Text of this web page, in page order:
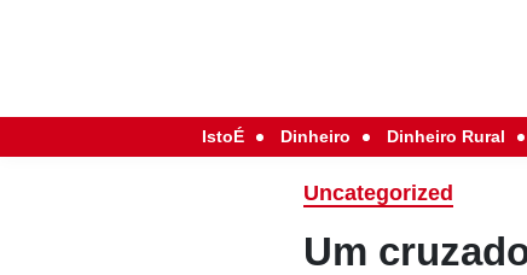
IstoÉ Dinheiro Dinheiro Rural
Uncategorized
Um